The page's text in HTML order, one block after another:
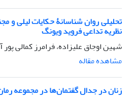
تحلیلی روان شناسانۀ حکایات لیلی و
نظریه تداعی فروید ویونگ
شهین اوجاق علیزاده، فرامرز کمالی پور
مشاهده مقاله
زنان در جدال گفتمان‌ها در مجموعه